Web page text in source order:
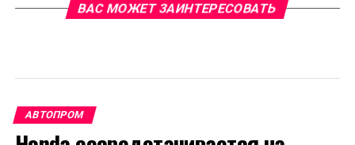
ВАС МОЖЕТ ЗАИНТЕРЕСОВАТЬ
АВТОПРОМ